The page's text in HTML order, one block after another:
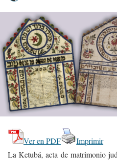
Ver en PDF
Imprimir
La Ketubá, acta de matrimonio